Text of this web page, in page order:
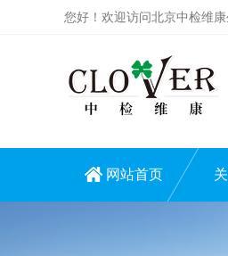
您好！欢迎访问北京中检维
网站首页